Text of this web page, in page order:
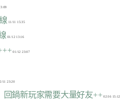
11/11 15:35
01/12 13:16
01/12 23:07
02/11 23:20
回鍋新玩家需要大量好友++